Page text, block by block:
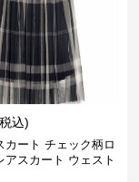
込)
カート チェック柄ロ
アスカート ウェスト